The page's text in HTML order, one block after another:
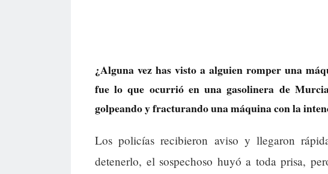
¿Alguna vez has visto a alguien romper una
fue lo que ocurrió en una gasolinera de
golpeando y fracturando una máquina con la
Los policías recibieron aviso y llegaron
detenerlo, el sospechoso huyó a toda prisa,